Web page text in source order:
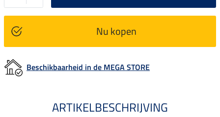
Nu kopen
Beschikbaarheid in de MEGA STORE
ARTIKELBESCHRIJVING